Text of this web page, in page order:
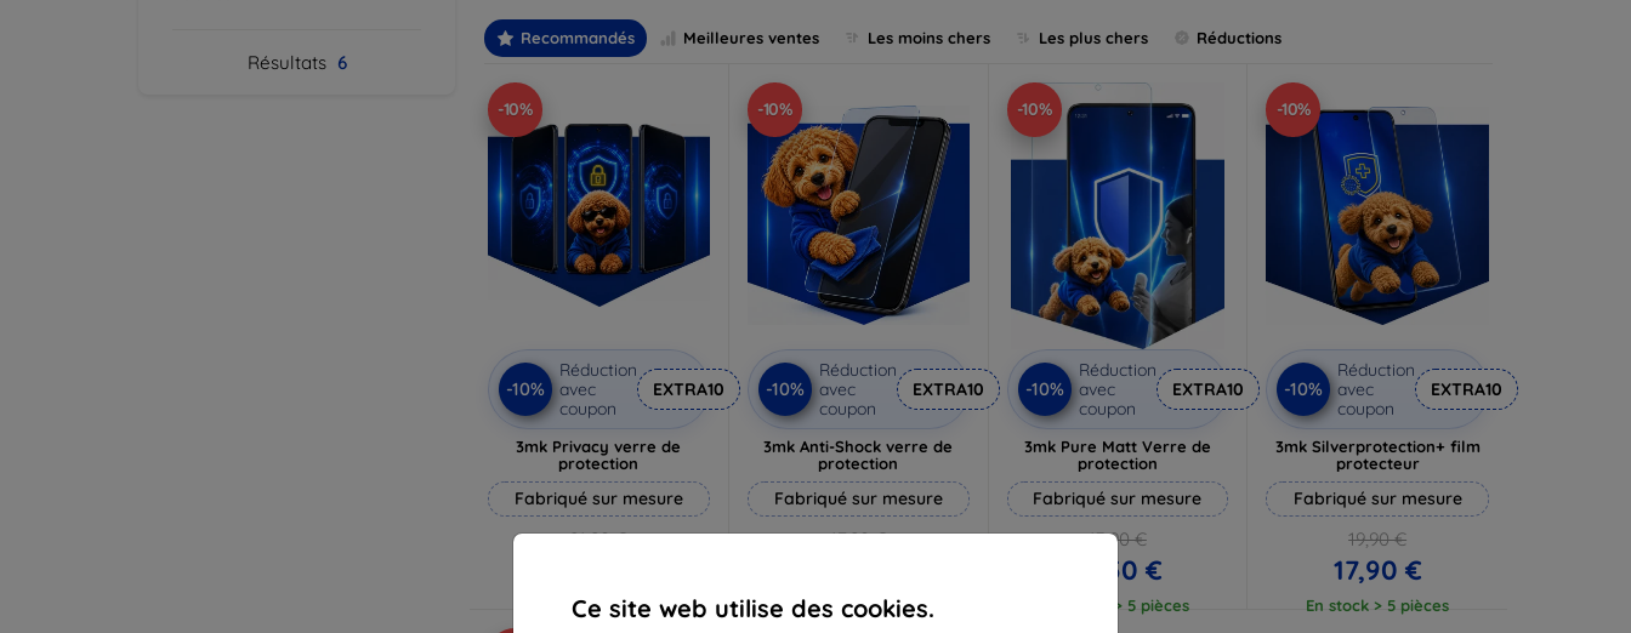
Ce site web utilise des cookies.
Résultats 6
Recommandés Meilleures ventes Les moins chers Les plus chers Réductions
-10%
-10%
Réduction
avec
coupon
EXTRA10
3mk Privacy verre de
protection
Fabriqué sur mesure
21,90 €
En stock 3 pièces
-10%
-10%
Réduction
avec
coupon
EXTRA10
3mk Anti-Shock verre de
protection
Fabriqué sur mesure
17,90 €
En stock > 5 pièces
-10%
-10%
Réduction
avec
coupon
EXTRA10
3mk Pure Matt Verre de
protection
Fabriqué sur mesure
13,90 €
12,50 €
En stock > 5 pièces
-10%
-10%
Réduction
avec
coupon
EXTRA10
3mk Silverprotection+ film
protecteur
Fabriqué sur mesure
19,90 €
17,90 €
En stock > 5 pièces